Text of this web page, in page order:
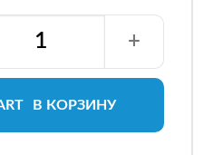
В КОРЗИНУ
+